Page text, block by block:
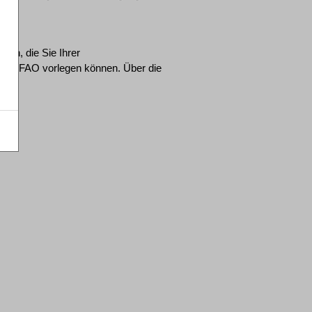
die Sie Ihrer
FAO vorlegen können. Über die